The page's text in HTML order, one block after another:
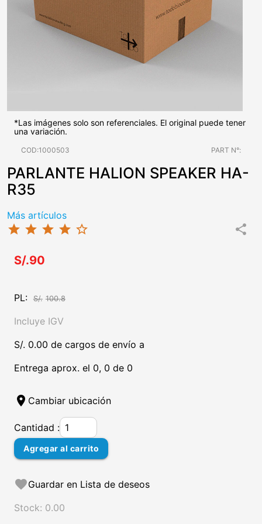
*Las imágenes solo son referenciales. El original puede tener
una variación.
COD:1000503 PART N°:
PARLANTE HALION SPEAKER HA-
R35
Más artículos
star star star star star_border share
S/.90
PL: S/. 100.8
Incluye IGV
S/. 0.00 de cargos de envío a
Entrega aprox. el 0, 0 de 0
location_on Cambiar ubicación
Cantidad :
Agregar al carrito
favoriteGuardar en Lista de deseos
Stock: 0.00